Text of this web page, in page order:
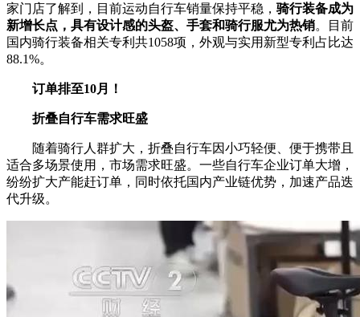
家门店了解到，目前运动自行车销量保持平稳， 骑行装备成为
新增长点，具有设计感的头盔、手套和骑行服尤为热销。目前
国内骑行装备相关专利共1058项，外观与实用新型专利占比达
88.1%。
订单排至10月！
折叠自行车需求旺盛
随着骑行人群扩大，折叠自行车因小巧轻便、便于携带且
适合多场景使用，市场需求旺盛。一些自行车企业订单大增，
纷纷扩大产能赶订单，同时依托国内产业链优势，加速产品迭
代升级。